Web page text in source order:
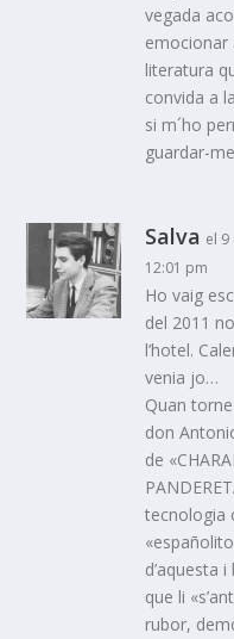
vegada
emocionar
literatura
convida a
si m´ho
guardar-
Salva el 9
12:01 pm
Ho vaig
del 2011
l’hotel.
venia jo…
Quan
don
de
tecnologia
d’aquesta
que li
rubor,